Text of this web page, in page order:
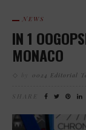
NEWS
IN 1
MONACO
0024 Editorial
SHARE